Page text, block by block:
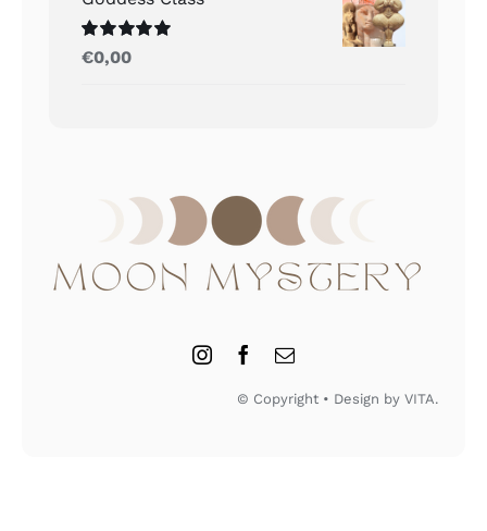
Gewaardeerd
5.00
€0,00
© Copyright • Design by VITA.